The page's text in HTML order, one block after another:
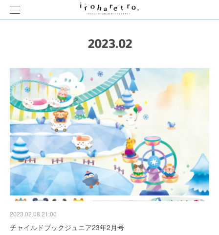
2023.02
2023.02.08 21:00
チャイルドブックジュニア23年2月号